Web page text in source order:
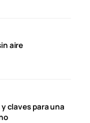
aire
claves para una